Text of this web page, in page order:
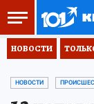
НОВОСТИ
НОВОСТИ